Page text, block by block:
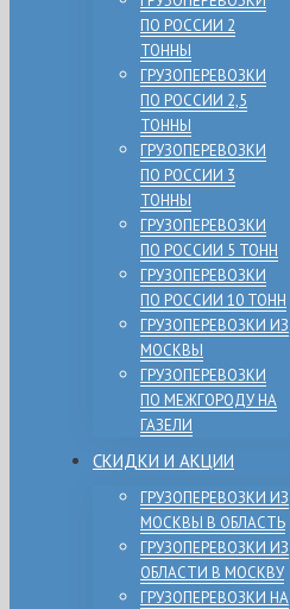
ПО РОССИИ 2
ТОННЫ
ГРУЗОПЕРЕВОЗКИ
ПО РОССИИ 2,5
ТОННЫ
ГРУЗОПЕРЕВОЗКИ
ПО РОССИИ 3
ТОННЫ
ГРУЗОПЕРЕВОЗКИ
ПО РОССИИ 5 ТОНН
ГРУЗОПЕРЕВОЗКИ
ПО РОССИИ 10 ТОНН
ГРУЗОПЕРЕВОЗКИ ИЗ
МОСКВЫ
ГРУЗОПЕРЕВОЗКИ
ПО МЕЖГОРОДУ НА
ГАЗЕЛИ
СКИДКИ И АКЦИИ
ГРУЗОПЕРЕВОЗКИ ИЗ
МОСКВЫ В ОБЛАСТЬ
ГРУЗОПЕРЕВОЗКИ ИЗ
ОБЛАСТИ В МОСКВУ
ГРУЗОПЕРЕВОЗКИ НА